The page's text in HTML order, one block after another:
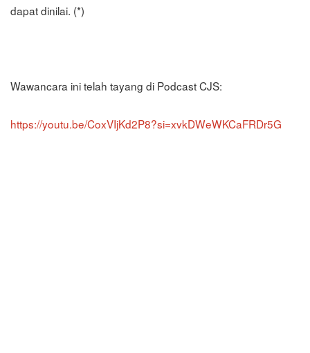
dapat dinilai. (*)
Wawancara ini telah tayang di Podcast CJS:
https://youtu.be/CoxVIjKd2P8?si=xvkDWeWKCaFRDr5G